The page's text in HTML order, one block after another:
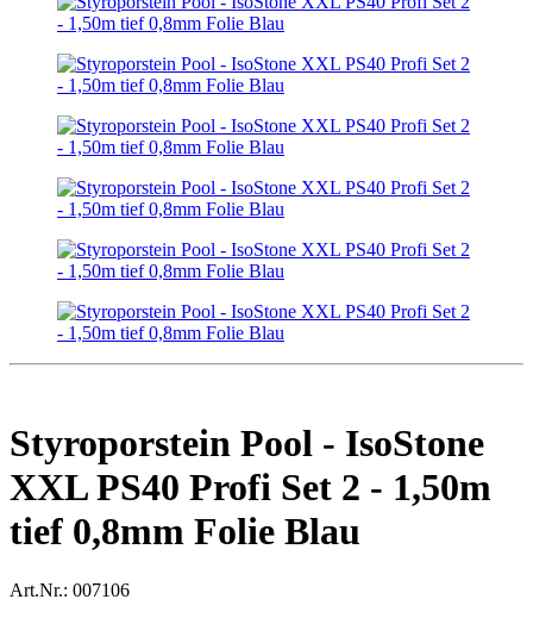
Styroporstein Pool - IsoStone
XXL PS40 Profi Set 2 - 1,50m
tief 0,8mm Folie Blau
Art.Nr.: 007106